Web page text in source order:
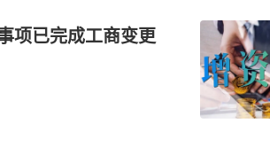
项已完成工商变更